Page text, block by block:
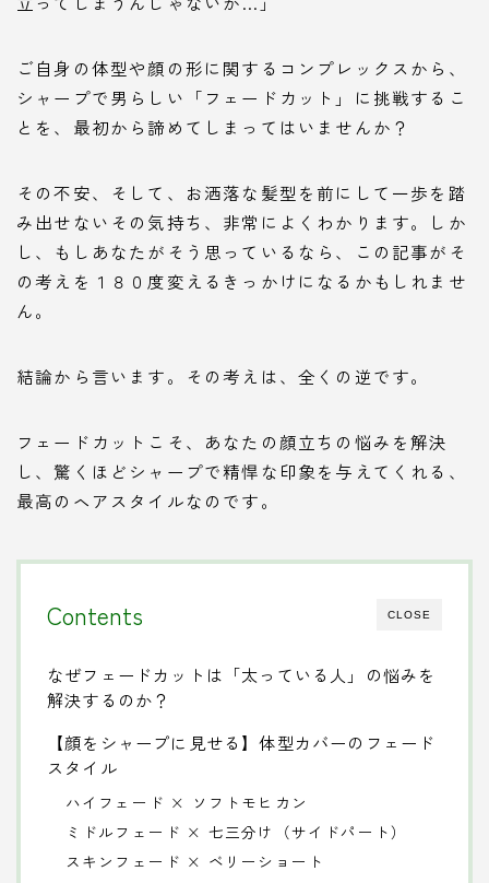
ご自身の体型や顔の形に関するコンプレックスから、
シャープで男らしい「フェードカット」に挑戦するこ
とを、最初から諦めてしまってはいませんか？
その不安、そして、お洒落な髪型を前にして一歩を踏
み出せないその気持ち、非常によくわかります。しか
し、もしあなたがそう思っているなら、この記事がそ
の考えを１８０度変えるきっかけになるかもしれませ
ん。
結論から言います。その考えは、全くの逆です。
フェードカットこそ、あなたの顔立ちの悩みを解決
し、驚くほどシャープで精悍な印象を与えてくれる、
最高のヘアスタイルなのです。
CLOSE
Contents
なぜフェードカットは「太っている人」の悩みを
解決するのか？
【顔をシャープに見せる】体型カバーのフェード
スタイル
ハイフェード × ソフトモヒカン
ミドルフェード × 七三分け（サイドパート）
スキンフェード × ベリーショート